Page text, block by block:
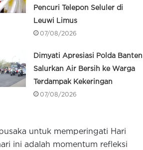
Pencuri Telepon Seluler di
Leuwi Limus
07/08/2026
Dimyati Apresiasi Polda Banten
Salurkan Air Bersih ke Warga
Terdampak Kekeringan
07/08/2026
untuk memperingati Hari
ini adalah momentum refleksi